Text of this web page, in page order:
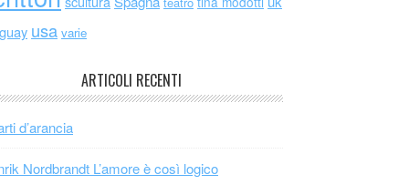
usa varie
ARTICOLI RECENTI
d’arancia
Nordbrandt L’amore è così logico